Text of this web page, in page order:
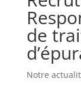
de
Notre